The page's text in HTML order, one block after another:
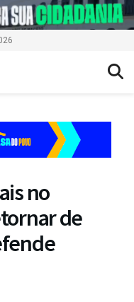
no
de